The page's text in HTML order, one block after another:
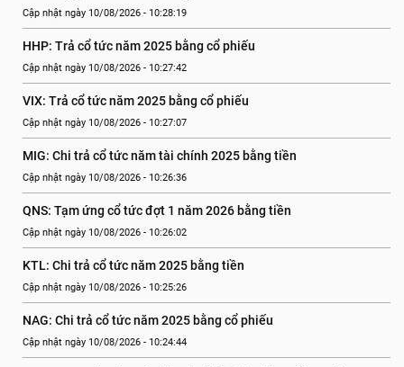
Cập nhật ngày 10/08/2026 - 10:28:19
HHP: Trả cổ tức năm 2025 bằng cổ phiếu
Cập nhật ngày 10/08/2026 - 10:27:42
VIX: Trả cổ tức năm 2025 bằng cổ phiếu
Cập nhật ngày 10/08/2026 - 10:27:07
MIG: Chi trả cổ tức năm tài chính 2025 bằng tiền
Cập nhật ngày 10/08/2026 - 10:26:36
QNS: Tạm ứng cổ tức đợt 1 năm 2026 bằng tiền
Cập nhật ngày 10/08/2026 - 10:26:02
KTL: Chi trả cổ tức năm 2025 bằng tiền
Cập nhật ngày 10/08/2026 - 10:25:26
NAG: Chi trả cổ tức năm 2025 bằng cổ phiếu
Cập nhật ngày 10/08/2026 - 10:24:44